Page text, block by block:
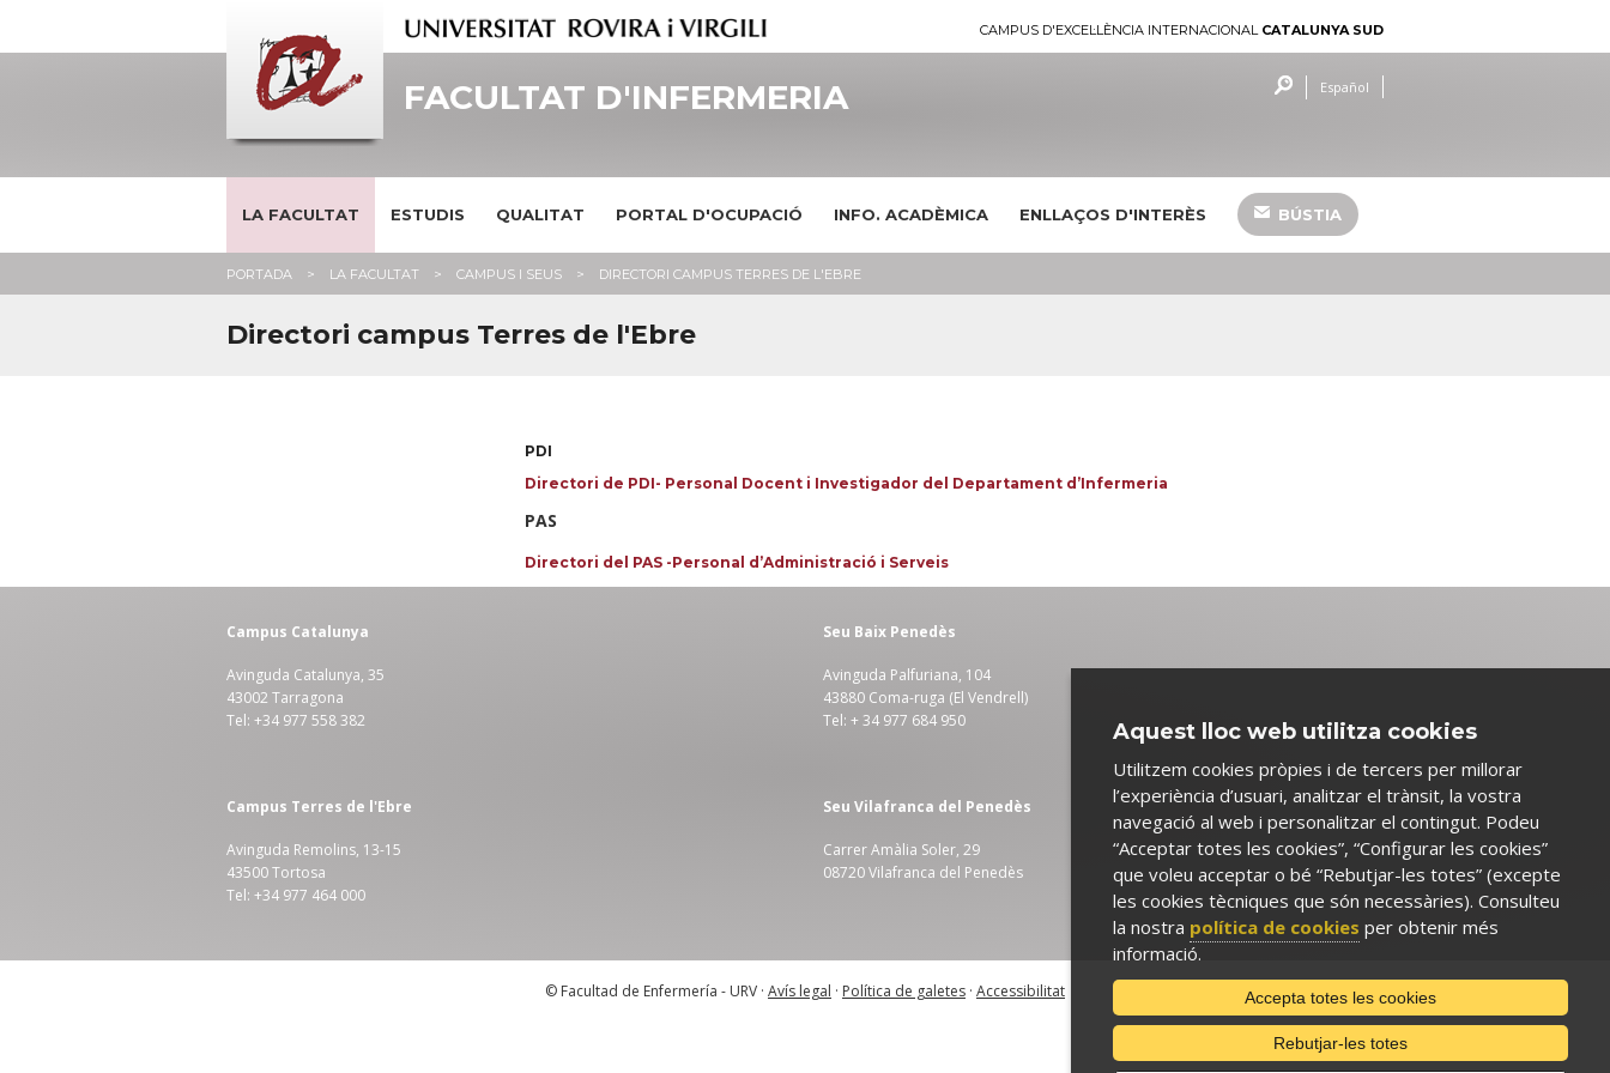
CAMPUS D'EXCEL·LÈNCIA INTERNACIONAL CATALUNYA SUD
FACULTAT D'INFERMERIA Español
LA FACULTAT ESTUDIS QUALITAT PORTAL D'OCUPACIÓ INFO. ACADÈMICA ENLLAÇOS D'INTERÈS BÚSTIA
PORTADA LA FACULTAT CAMPUS I SEUS DIRECTORI CAMPUS TERRES DE L'EBRE
Directori campus Terres de l'Ebre
PDI
Directori de PDI- Personal Docent i Investigador del Departament d’Infermeria
PAS
Directori del PAS -Personal d’Administració i Serveis
Campus Catalunya
Avinguda Catalunya, 35
43002 Tarragona
Tel: +34 977 558 382
Campus Terres de l'Ebre
Avinguda Remolins, 13-15
43500 Tortosa
Tel: +34 977 464 000
Seu Baix Penedès
Avinguda Palfuriana, 104
43880 Coma-ruga (El Vendrell)
Tel: + 34 977 684 950
Seu Vilafranca del Penedès
Carrer Amàlia Soler, 29
08720 Vilafranca del Penedès
© Facultad de Enfermería - URV · Avís legal · Política de galetes · Accessibilitat
Aquest lloc web utilitza cookies
Utilitzem cookies pròpies i de tercers per millorar
l’experiència d’usuari, analitzar el trànsit, la vostra
navegació al web i personalitzar el contingut. Podeu
“Acceptar totes les cookies”, “Configurar les cookies”
que voleu acceptar o bé “Rebutjar-les totes” (excepte
les cookies tècniques que són necessàries). Consulteu
la nostra política de cookies per obtenir més
informació.
Accepta totes les cookies
Rebutjar-les totes